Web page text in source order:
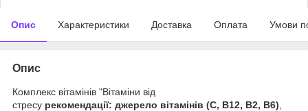
Опис Характеристики Доставка Оплата Умови
Опис
Комплекс вітамінів "Вітаміни від
стресу рекомендації: джерело вітамінів (С, В12, В2, В6)